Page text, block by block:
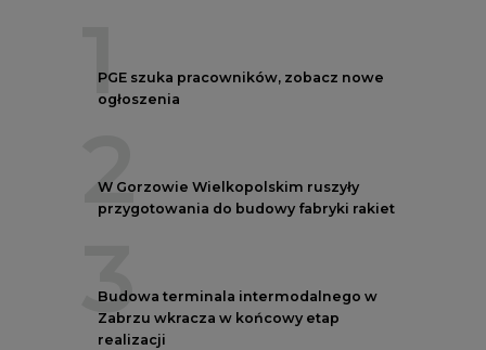
1
PGE szuka pracowników, zobacz nowe
ogłoszenia
2
W Gorzowie Wielkopolskim ruszyły
przygotowania do budowy fabryki rakiet
3
Budowa terminala intermodalnego w
Zabrzu wkracza w końcowy etap
realizacji